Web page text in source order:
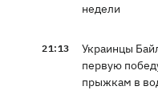
недели
21:13
Украинцы
первую
прыжкам в